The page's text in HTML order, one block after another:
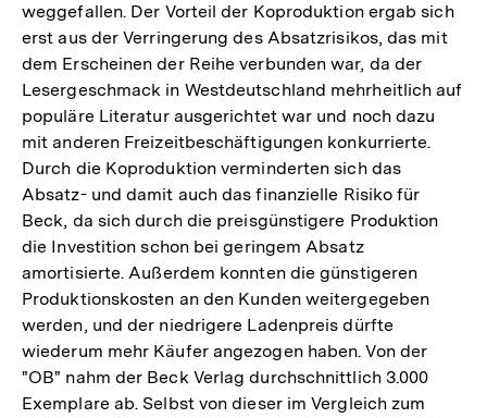
weggefallen. Der Vorteil der Koproduktion ergab sich
erst aus der Verringerung des Absatzrisikos, das mit
dem Erscheinen der Reihe verbunden war, da der
Lesergeschmack in Westdeutschland mehrheitlich auf
populäre Literatur ausgerichtet war und noch dazu
mit anderen Freizeitbeschäftigungen konkurrierte.
Durch die Koproduktion verminderten sich das
Absatz- und damit auch das finanzielle Risiko für
Beck, da sich durch die preisgünstigere Produktion
die Investition schon bei geringem Absatz
amortisierte. Außerdem konnten die günstigeren
Produktionskosten an den Kunden weitergegeben
werden, und der niedrigere Ladenpreis dürfte
wiederum mehr Käufer angezogen haben. Von der
"OB" nahm der Beck Verlag durchschnittlich 3.000
Exemplare ab. Selbst von dieser im Vergleich zum